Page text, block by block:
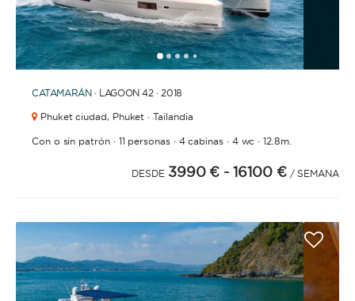
12345 6789101112
CATAMARÁN · LAGOON 42 · 2018
Phuket ciudad, Phuket · Tailandia
Con o sin patrón· 11 personas· 4 cabinas· 4 wc ·12.8m.
DESDE 3990 € - 16100 € / SEMANA